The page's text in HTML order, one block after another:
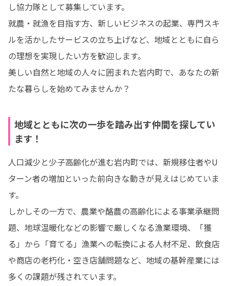
し協力隊として募集しています。
就農・就漁を目指す方、新しいビジネスの起業、専門スキ
ルを活かしたサービスの立ち上げなど、地域とともに自ら
の理想を実現したい方を歓迎します。
美しい自然と地域の人々に囲まれた岩内町で、あなたの新
たな暮らしを始めてみませんか？
地域とともに次の一歩を踏み出す仲間を探してい
ます！
人口減少と少子高齢化が進む岩内町では、新規移住者やU
ターン者の増加といった前向きな動きが見えはじめていま
す。
しかしその一方で、農業や酪農の高齢化による事業承継問
題、地球温暖化などの影響で厳しくなる漁業環境、「獲
る」から「育てる」漁業への転換による人材不足、飲食店
や商店の老朽化・空き店舗問題など、地域の基幹産業には
多くの課題が残されています。